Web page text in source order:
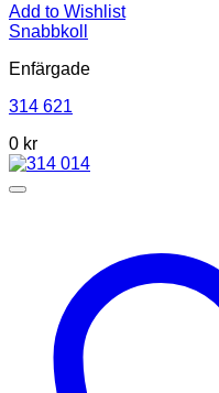
Add to Wishlist
Snabbkoll
Enfärgade
314 621
0 kr